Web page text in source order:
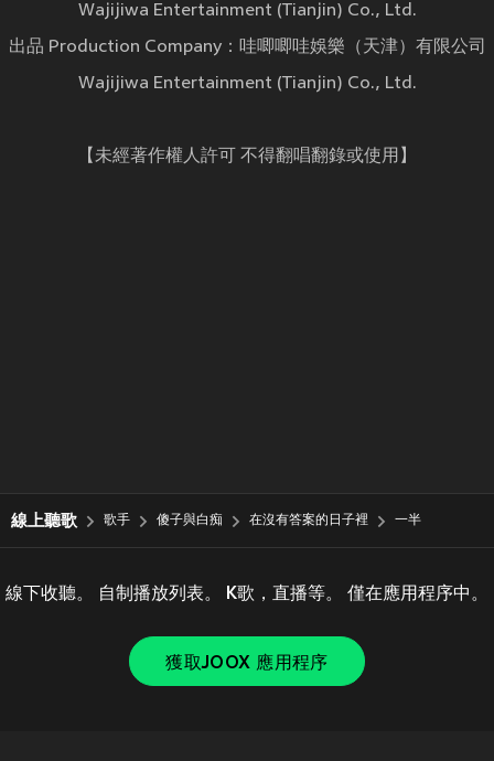
Wajijiwa Entertainment (Tianjin) Co., Ltd.
出品 Production Company：哇唧唧哇娛樂（天津）有限公司
Wajijiwa Entertainment (Tianjin) Co., Ltd.
【未經著作權人許可 不得翻唱翻錄或使用】
線上聽歌 歌手 傻子與白痴 在沒有答案的日子裡 一半
線下收聽。 自制播放列表。 K歌，直播等。 僅在應用程序中。
獲取JOOX 應用程序